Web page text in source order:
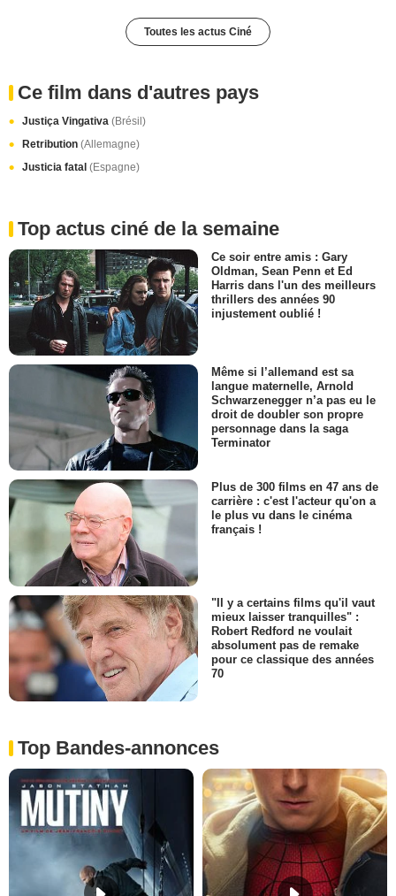
Toutes les actus Ciné
Ce film dans d'autres pays
Justiça Vingativa (Brésil)
Retribution (Allemagne)
Justicia fatal (Espagne)
Top actus ciné de la semaine
Ce soir entre amis : Gary
Oldman, Sean Penn et Ed
Harris dans l'un des meilleurs
thrillers des années 90
injustement oublié !
Même si l’allemand est sa
langue maternelle, Arnold
Schwarzenegger n’a pas eu le
droit de doubler son propre
personnage dans la saga
Terminator
Plus de 300 films en 47 ans de
carrière : c'est l'acteur qu'on a
le plus vu dans le cinéma
français !
"Il y a certains films qu'il vaut
mieux laisser tranquilles" :
Robert Redford ne voulait
absolument pas de remake
pour ce classique des années
70
Top Bandes-annonces